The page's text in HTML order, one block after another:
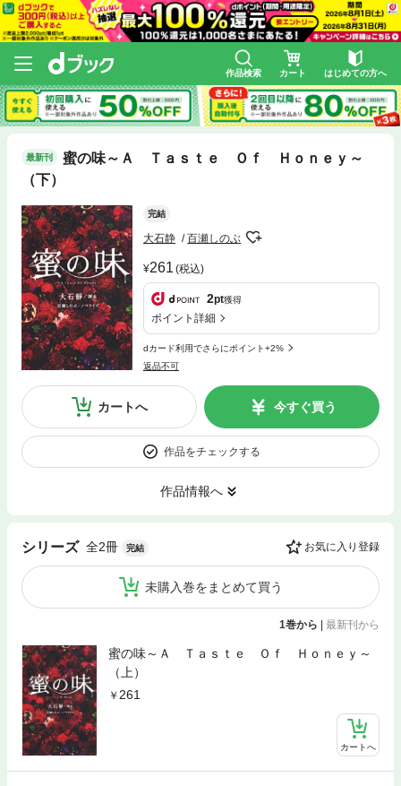
作品検索 カート はじめての方へ
最新刊
蜜の味～Ａ Ｔａｓｔｅ Ｏｆ Ｈｏｎｅｙ～
（下）
完結
大石静 百瀬しのぶ
261 (税込)
2pt獲得
ポイント詳細
dカード利用でさらにポイント+2%
返品不可
カートへ 今すぐ買う
作品をチェックする
作品情報へ
シリーズ 全2冊 完結 お気に入り登録
未購入巻をまとめて買う
1巻から 最新刊から
蜜の味～Ａ Ｔａｓｔｅ Ｏｆ Ｈｏｎｅｙ～
（上）
261
カートへ